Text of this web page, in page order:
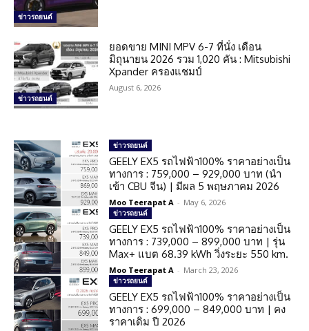
ข่าวรถยนต์
ข่าวรถยนต์
ยอดขาย MINI MPV 6-7 ที่นั่ง เดือน
มิถุนายน 2026 รวม 1,020 คัน : Mitsubishi
Xpander ครองแชมป์
August 6, 2026
ข่าวรถยนต์
GEELY EX5 รถไฟฟ้า100% ราคาอย่างเป็น
ทางการ : 759,000 – 929,000 บาท (นำ
เข้า CBU จีน) | มีผล 5 พฤษภาคม 2026
Moo Teerapat A - May 6, 2026
ข่าวรถยนต์
GEELY EX5 รถไฟฟ้า100% ราคาอย่างเป็น
ทางการ : 739,000 – 899,000 บาท | รุ่น
Max+ แบต 68.39 kWh วิ่งระยะ 550 km.
Moo Teerapat A - March 23, 2026
ข่าวรถยนต์
GEELY EX5 รถไฟฟ้า100% ราคาอย่างเป็น
ทางการ : 699,000 – 849,000 บาท | คง
ราคาเดิม ปี 2026